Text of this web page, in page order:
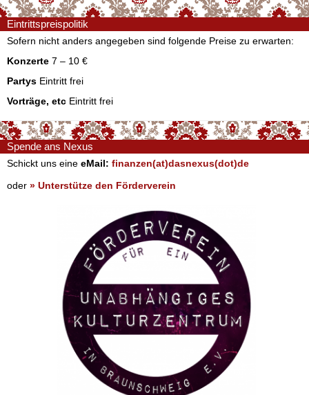
Eintrittspreispolitik
Sofern nicht anders angegeben sind folgende Preise zu erwarten:
Konzerte 7 – 10 €
Partys Eintritt frei
Vorträge, etc Eintritt frei
Spende ans Nexus
Schickt uns eine eMail: finanzen(at)dasnexus(dot)de
oder » Unterstütze den Förderverein